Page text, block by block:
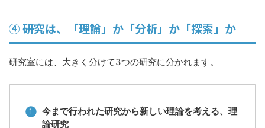
④ 研究は、「理論」か「分析」か「探索」か
研究室には、大きく分けて3つの研究に分かれます。
今まで行われた研究から新しい理論を考える、理
論研究